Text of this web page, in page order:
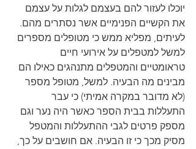
יוכלו לעזור להם בעצמם לגלות על עצמם
את הקשיים הפנימיים אשר נסתרים מהם.
לעיתים, מפליא ממש כי מטופלים מספרים
למשל למטפלים על אירועי חיים
טראומטיים והמטפלים מתנהגים כאילו הם
מבינים מה הבעיה. למשל, מטופל מספר
(לא מדובר במקרה אמיתי) כי עבר
התעללות בבית הספר כאשר היה נער וגם
מספק פרטים לגבי ההתעללות והמטפל
מסיק מכך כי זו הבעיה. אם חושבים על כך,